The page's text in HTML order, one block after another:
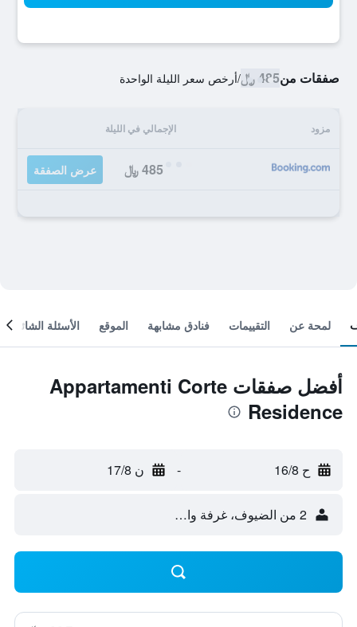
صفقات من485 ﷼ /أرخص سعر الليلة الواحدة
مزود الإجمالي في الليلة
485 ﷼ عرض الصفقة
لمحة عن التقييمات فنادق مشابهة الموقع الأسئلة الشائعة
أفضل صفقات Appartamenti Corte
Residence
ح 16/8 - ن 17/8
2 من الضيوف، غرفة واحدة